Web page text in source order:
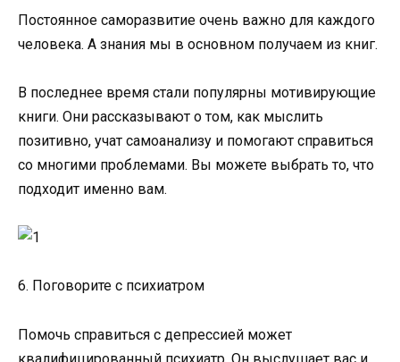
Постоянное саморазвитие очень важно для каждого
человека. А знания мы в основном получаем из книг.
В последнее время стали популярны мотивирующие
книги. Они рассказывают о том, как мыслить
позитивно, учат самоанализу и помогают справиться
со многими проблемами. Вы можете выбрать то, что
подходит именно вам.
6. Поговорите с психиатром
Помочь справиться с депрессией может
квалифицированный психиатр. Он выслушает вас и